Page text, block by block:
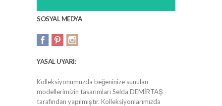
SOSYAL MEDYA
YASAL UYARI:
Kolleksiyonumuzda beğeninize sunulan
modellerimizin tasarımları Selda DEMİRTAŞ
tarafından yapılmıştır. Kolleksiyonlarımızda